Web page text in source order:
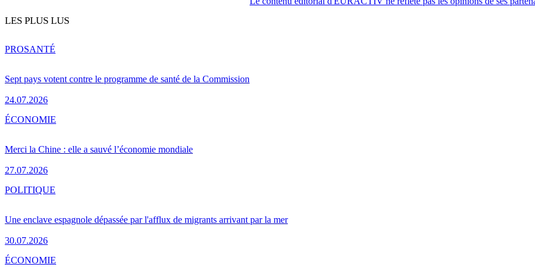
LES PLUS LUS
Sept pays votent contre le programme de santé de la Commission
24.07.2026
PROSANTÉ
Merci la Chine : elle a sauvé l’économie mondiale
27.07.2026
ÉCONOMIE
Une enclave espagnole dépassée par l'afflux de migrants arrivant par la mer
30.07.2026
POLITIQUE
ÉCONOMIE